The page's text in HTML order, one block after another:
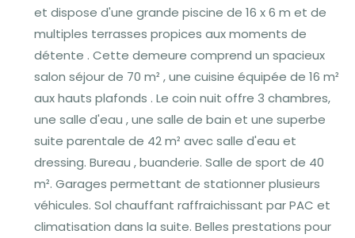
et dispose d'une grande piscine de 16 x 6 m et de
multiples terrasses propices aux moments de
détente . Cette demeure comprend un spacieux
salon séjour de 70 m² , une cuisine équipée de 16 m²
aux hauts plafonds . Le coin nuit offre 3 chambres,
une salle d'eau , une salle de bain et une superbe
suite parentale de 42 m² avec salle d'eau et
dressing. Bureau , buanderie. Salle de sport de 40
m². Garages permettant de stationner plusieurs
véhicules. Sol chauffant raffraichissant par PAC et
climatisation dans la suite. Belles prestations pour